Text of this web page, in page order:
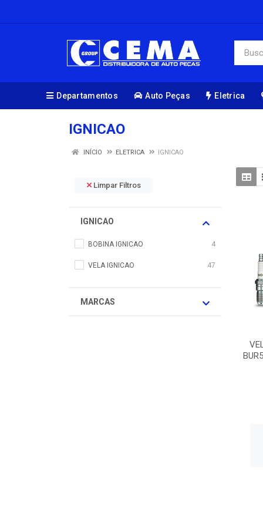
Departamentos Auto Peças Eletrica
IGNICAO
INÍCIO ELETRICA IGNICAO
Limpar Filtros
IGNICAO
BOBINA IGNICAO 4
VELA IGNICAO 47
MARCAS